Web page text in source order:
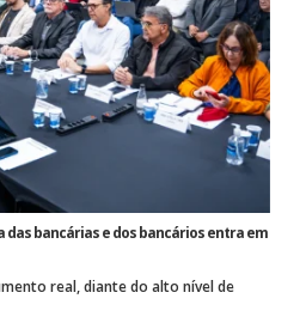
das bancárias e dos bancários entra em
real, diante do alto nível de